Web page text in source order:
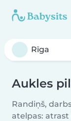
Aukles
Randiņš,
atelpas: